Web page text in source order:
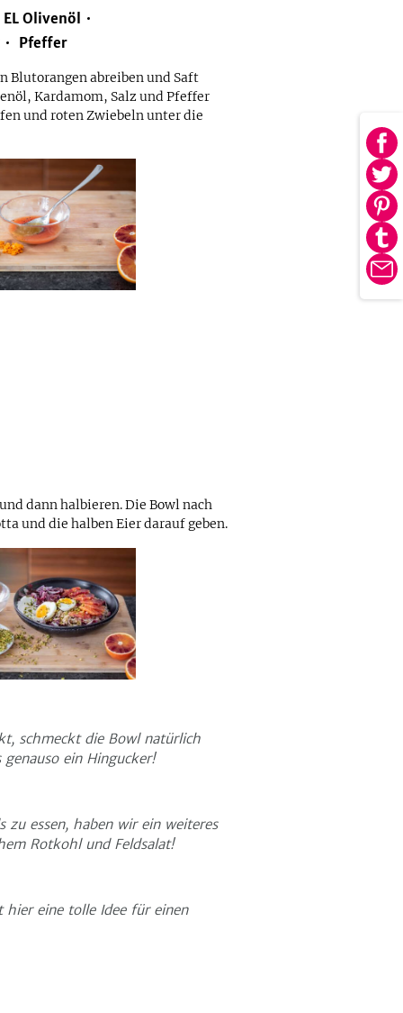
E-
EL Olivenöl
Pfeffer
Blutorangen abreiben und Saft
Kardamom, Salz und Pfeffer
und roten Zwiebeln unter die
dann halbieren. Die Bowl nach
und die halben Eier darauf geben.
schmeckt die Bowl natürlich
ein Hingucker!
zu essen, haben wir ein weiteres
Rotkohl und Feldsalat!
hier eine tolle Idee für einen